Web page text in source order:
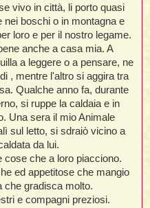
vivo in città, li porto quasi
boschi o in montagna e
loro e per il nostro legame.
anche a casa mia. A
a leggere o a pensare, ne
, mentre l'altro si aggira tra
Qualche anno fa, durante
si ruppe la caldaia e in
Una sera il mio Animale
sul letto, si sdraiò vicino a
da lui.
cose che a loro piacciono.
ed appetitose che mangio
che gradisca molto.
e compagni preziosi.